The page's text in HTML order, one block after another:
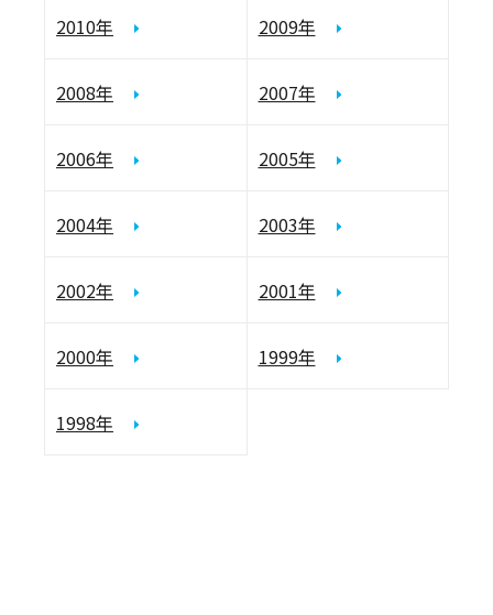
2010年 2009年
2008年 2007年
2006年 2005年
2004年 2003年
2002年 2001年
2000年 1999年
1998年